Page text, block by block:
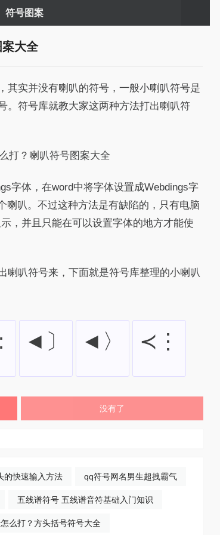
符号图案
大全
其实并没有喇叭的符号，一般小喇叭符号是
。符号库就教大家这两种方法打出喇叭符
字体，在word中将字体设置成Webdings字
喇叭。不过这种方法是有缺陷的，只有电脑
，并且只能在可以设置字体的地方才能使
喇叭符号来，下面就是符号库整理的小喇叭
◄〕 ◄〉 ≺⋮
没有了
的快速输入方法 qq符号网名男生超拽霸气
五线谱符号 五线谱音符基础入门知识
么打？方头括号符号大全